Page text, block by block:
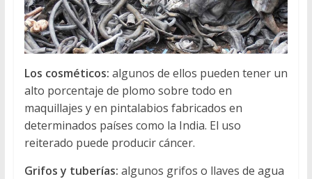
Los cosméticos: algunos de ellos pueden tener un
alto porcentaje de plomo sobre todo en
maquillajes y en pintalabios fabricados en
determinados países como la India. El uso
reiterado puede producir cáncer.
Grifos y tuberías: algunos grifos o llaves de agua